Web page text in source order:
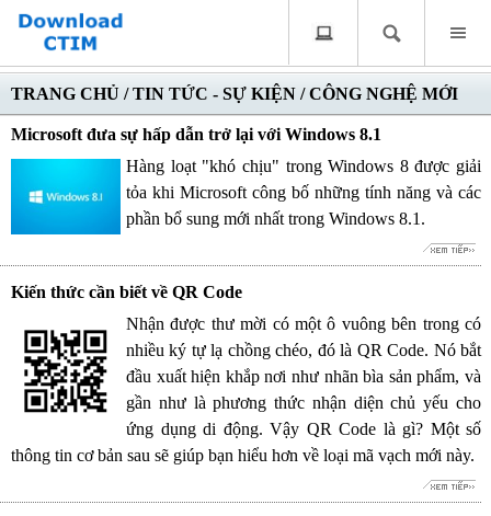
TRANG CHỦ /TIN TỨC - SỰ KIỆN /CÔNG NGHỆ MỚI
Microsoft đưa sự hấp dẫn trở lại với Windows 8.1
Hàng loạt "khó chịu" trong Windows 8 được giải
tỏa khi Microsoft công bố những tính năng và các
phần bổ sung mới nhất trong Windows 8.1.
Kiến thức cần biết về QR Code
Nhận được thư mời có một ô vuông bên trong có
nhiều ký tự lạ chồng chéo, đó là QR Code. Nó bắt
đầu xuất hiện khắp nơi như nhãn bìa sản phẩm, và
gần như là phương thức nhận diện chủ yếu cho
ứng dụng di động. Vậy QR Code là gì? Một số
thông tin cơ bản sau sẽ giúp bạn hiểu hơn về loại mã vạch mới này.